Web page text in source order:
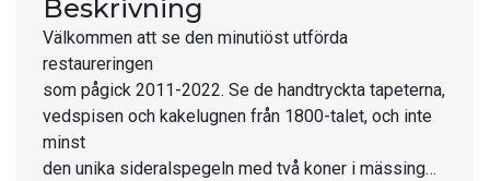
Beskrivning
Välkommen att se den minutiöst utförda
restaureringen
som pågick 2011-2022. Se de handtryckta tapeterna,
vedspisen och kakelugnen från 1800-talet, och inte
minst
den unika sideralspegeln med två koner i mässing